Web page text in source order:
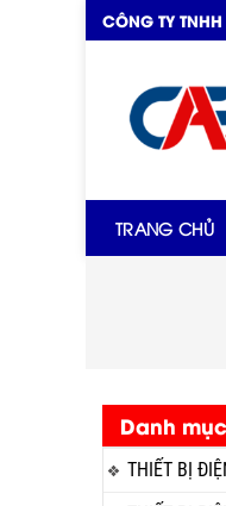
CÔNG TY
TRANG CHỦ
Danh
THIẾT BỊ